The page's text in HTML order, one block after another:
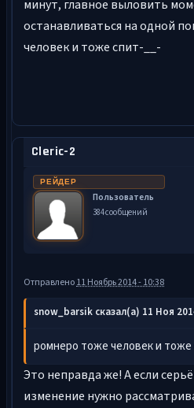
минут, главное выловить
останавливаться на одной
человек и тоже спит-__-
Cleric-2
РЕЙДЕР
Пользователь
384 сообщений
Отправлено11 Ноябрь 2014 - 10:38
snow_barsik сказал(а) 11 Ноя
ромнеро тоже человек и тоже
Это неправда же! А если
изменение нужно